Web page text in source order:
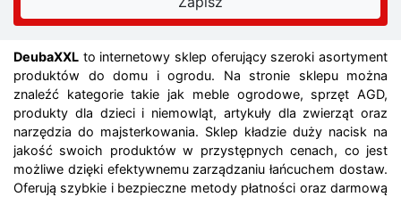
DeubaXXL to internetowy sklep oferujący szeroki asortyment
produktów do domu i ogrodu. Na stronie sklepu można
znaleźć kategorie takie jak meble ogrodowe, sprzęt AGD,
produkty dla dzieci i niemowląt, artykuły dla zwierząt oraz
narzędzia do majsterkowania. Sklep kładzie duży nacisk na
jakość swoich produktów w przystępnych cenach, co jest
możliwe dzięki efektywnemu zarządzaniu łańcuchem dostaw.
Oferują szybkie i bezpieczne metody płatności oraz darmową